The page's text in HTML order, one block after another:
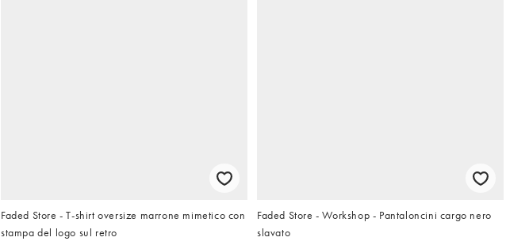
Faded Store - T-shirt oversize marrone mimetico con
stampa del logo sul retro
Faded Store - Workshop - Pantaloncini cargo nero
slavato